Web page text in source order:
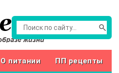
О питании ПП рецепты